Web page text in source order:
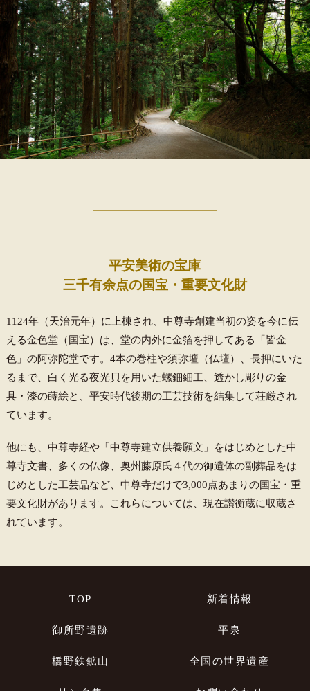
平安美術の宝庫
三千有余点の国宝・重要文化財
1124年（天治元年）に上棟され、中尊寺創建当初の姿を今に伝
える金色堂（国宝）は、堂の内外に金箔を押してある「皆金
色」の阿弥陀堂です。4本の巻柱や須弥壇（仏壇）、長押にいた
るまで、白く光る夜光貝を用いた螺鈿細工、透かし彫りの金
具・漆の蒔絵と、平安時代後期の工芸技術を結集して荘厳され
ています。
他にも、中尊寺経や「中尊寺建立供養願文」をはじめとした中
尊寺文書、多くの仏像、奥州藤原氏４代の御遺体の副葬品をは
じめとした工芸品など、中尊寺だけで3,000点あまりの国宝・重
要文化財があります。これらについては、現在讃衡蔵に収蔵さ
れています。
TOP 新着情報
御所野遺跡 平泉
橋野鉄鉱山 全国の世界遺産